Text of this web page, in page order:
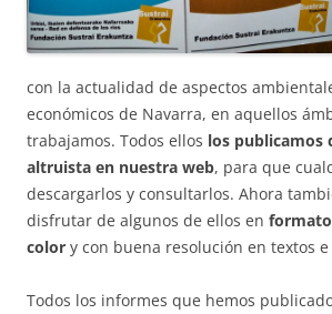
con la actualidad de aspectos
económicos de Navarra, en aquellos
trabajamos. Todos ellos los publicamos
altruista en nuestra web, para que
descargarlos y consultarlos. Ahora
disfrutar de algunos de ellos en
color y con buena resolución en textos
Todos los informes que hemos